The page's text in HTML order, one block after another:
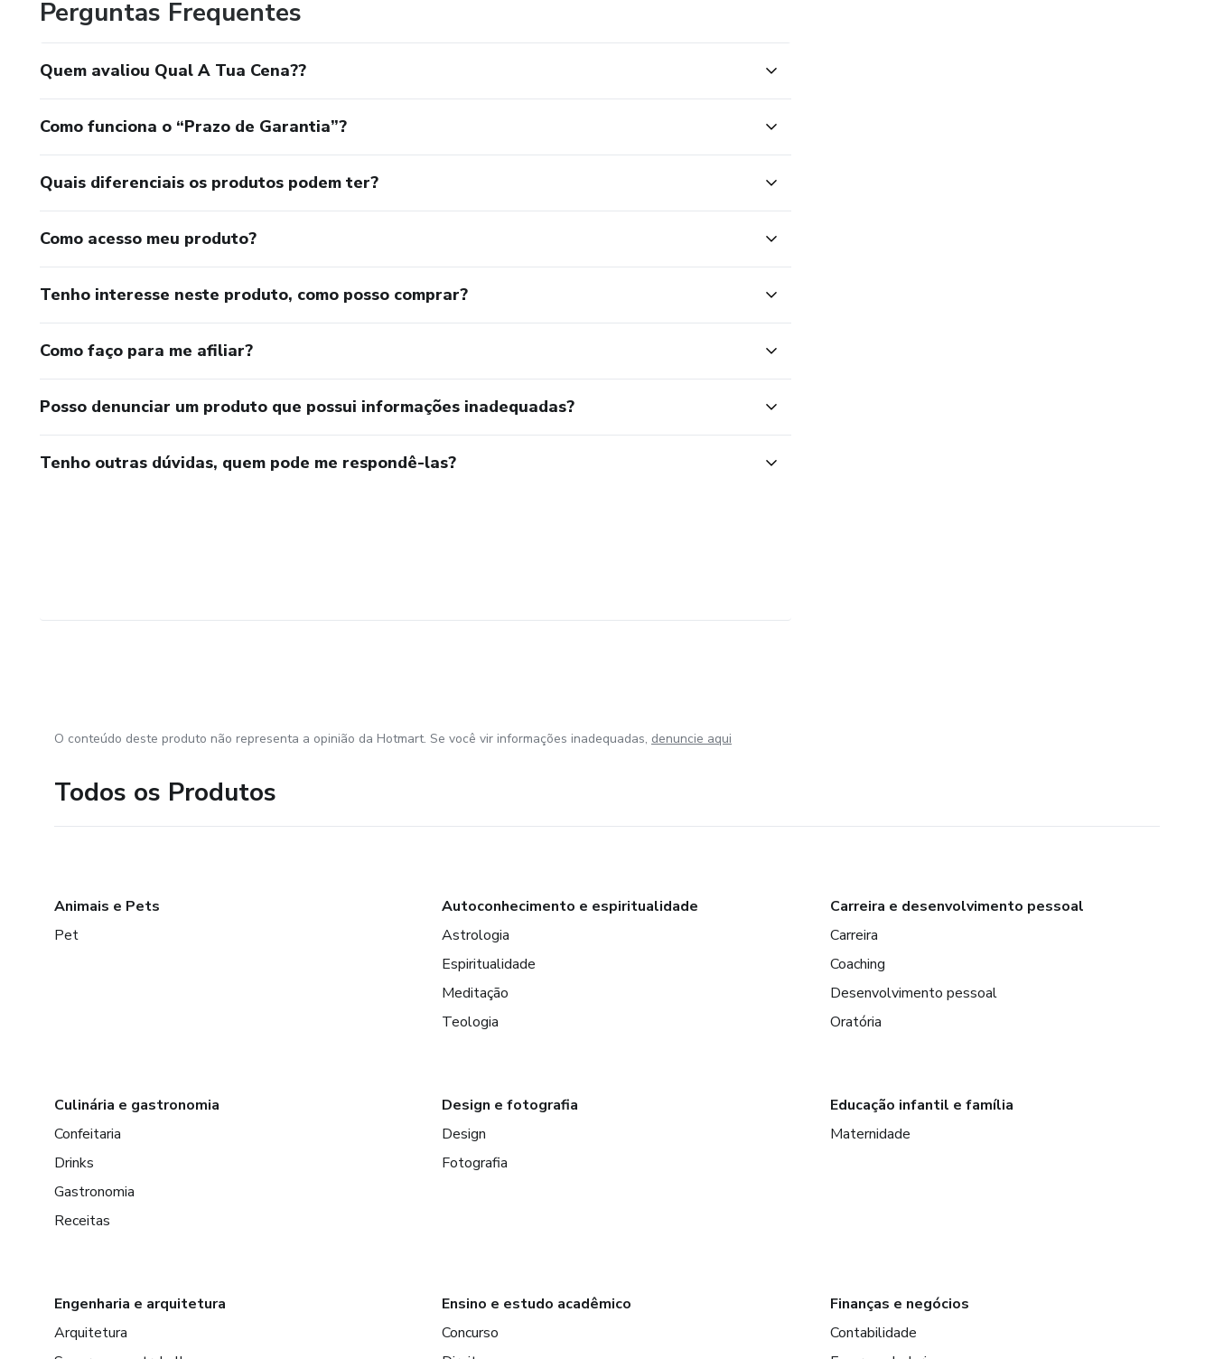
Perguntas Frequentes
Quem avaliou Qual A Tua Cena??
Como funciona o “Prazo de Garantia”?
Quais diferenciais os produtos podem ter?
Como acesso meu produto?
Tenho interesse neste produto, como posso comprar?
Como faço para me afiliar?
Posso denunciar um produto que possui informações inadequadas?
Tenho outras dúvidas, quem pode me respondê-las?
O conteúdo deste produto não representa a opinião da Hotmart. Se você vir informações inadequadas, denuncie aqui
Todos os Produtos
Animais e Pets
Pet
Autoconhecimento e espiritualidade
Astrologia
Espiritualidade
Meditação
Teologia
Carreira e desenvolvimento pessoal
Carreira
Coaching
Desenvolvimento pessoal
Oratória
Culinária e gastronomia
Confeitaria
Drinks
Gastronomia
Receitas
Design e fotografia
Design
Fotografia
Educação infantil e família
Maternidade
Engenharia e arquitetura
Arquitetura
Ensino e estudo acadêmico
Concurso
Finanças e negócios
Contabilidade